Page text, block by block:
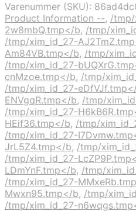
Varenummer (SKU):
Product Information --, /tmp/
2w8mbQ.tmp</b, /tmp/
/tmp/xim_id_27-
Am84VB.tmp</b, /tmp/
/tmp/xim_id_27-
cnMzoe.tmp</b, /tmp/
/tmp/xim_id_27-
ENVgqR.tmp</b, /tmp/
/tmp/xim_id_27-
HEif36.tmp</b, /tmp/
/tmp/xim_id_27-
JrL5Z4.tmp</b, /tmp/
/tmp/xim_id_27-
LDmYnF.tmp</b, /tmp/
/tmp/xim_id_27-
Mwxn95.tmp</b, /tmp/
/tmp/xim_id_27-